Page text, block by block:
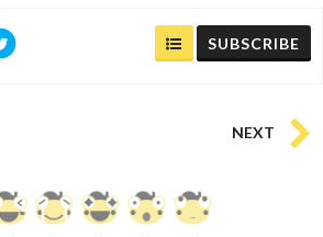
SUBSCRIBE
NEXT